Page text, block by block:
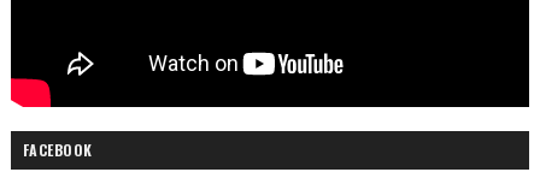
FACEBOOK